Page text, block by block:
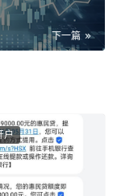
下一篇
户